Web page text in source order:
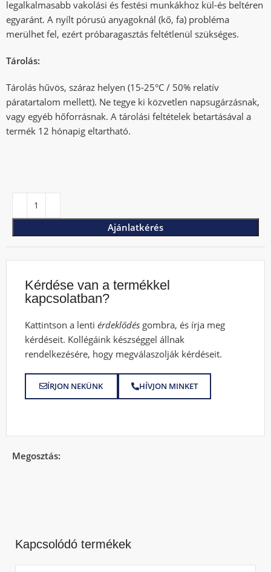
legalkalmasabb vakolási és festési munkákhoz kül-és beltéren
egyaránt. A nyílt pórusú anyagoknál (kő, fa) probléma
merülhet fel, ezért próbaragasztás feltétlenül szükséges.
Tárolás:
Tárolás hűvös, száraz helyen (15-25°C / 50% relatív
páratartalom mellett). Ne tegye ki közvetlen napsugárzásnak,
vagy egyéb hőforrásnak. A tárolási feltételek betartásával a
termék 12 hónapig eltartható.
Ajánlatkérés
Kérdése van a termékkel
kapcsolatban?
Kattintson a lentiérdeklődés gombra, és írja meg
kérdéseit. Kollégáink készséggel állnak
rendelkezésére, hogy megválaszolják kérdéseit.
ÍRJON NEKÜNK HÍVJON MINKET
Megosztás:
Kapcsolódó termékek